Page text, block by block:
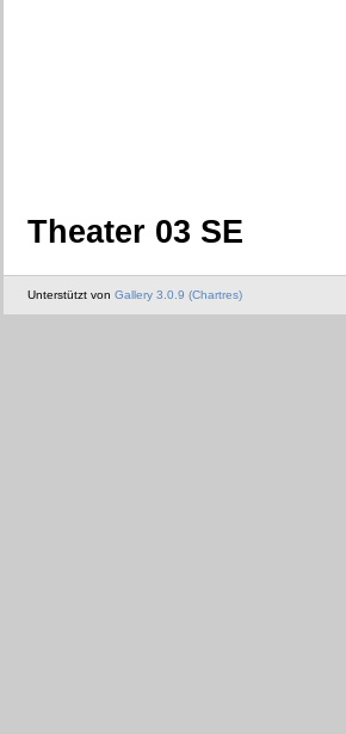
Theater 03 SE
Unterstützt von Gallery 3.0.9 (Chartres)